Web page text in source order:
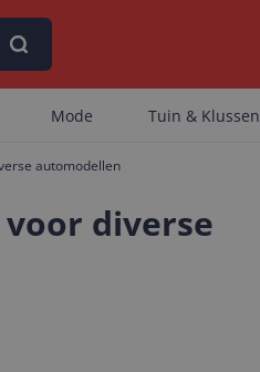
Mode Tuin & Klussen
automodellen
voor diverse